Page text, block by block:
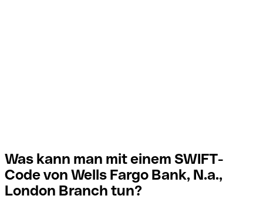
Was kann man mit einem SWIFT-
Code von Wells Fargo Bank, N.a.,
London Branch tun?